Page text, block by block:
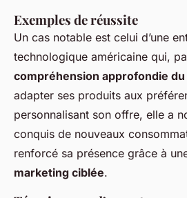
Exemples de réussite
Un cas notable est celui d’une
technologique américaine qui,
compréhension approfondie
adapter ses produits aux
personnalisant son offre, elle a
conquis de nouveaux
renforcé sa présence grâce à
marketing ciblée.